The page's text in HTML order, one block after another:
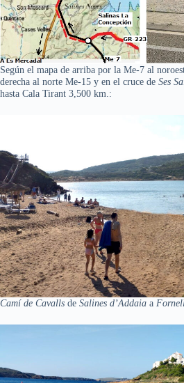
Según el mapa de arriba por la Me-7 al
derecha al norte Me-15 y en el cruce de Ses
hasta Cala Tirant 3,500 km.:
Camí de Cavalls de Salines d’Addaia a